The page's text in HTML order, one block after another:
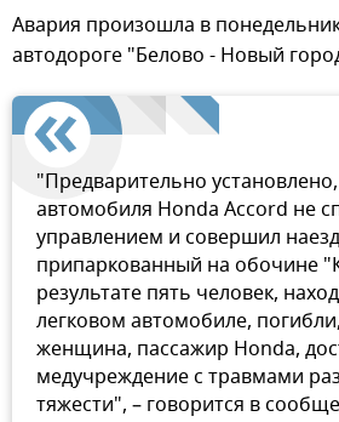
Авария произошла в
автодороге "Белово - Новый
"Предварительно
автомобиля Honda Accord не
управлением и совершил
припаркованный на обочине
результате пять человек,
легковом автомобиле,
женщина, пассажир Honda,
медучреждение с травмами
тяжести", – говорится в